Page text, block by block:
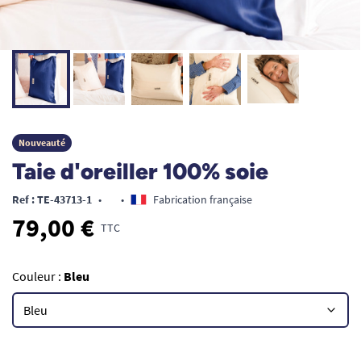
Nouveauté
Taie d'oreiller 100% soie
Ref : TE-43713-1 • • Fabrication française
79,00 € TTC
Couleur : Bleu